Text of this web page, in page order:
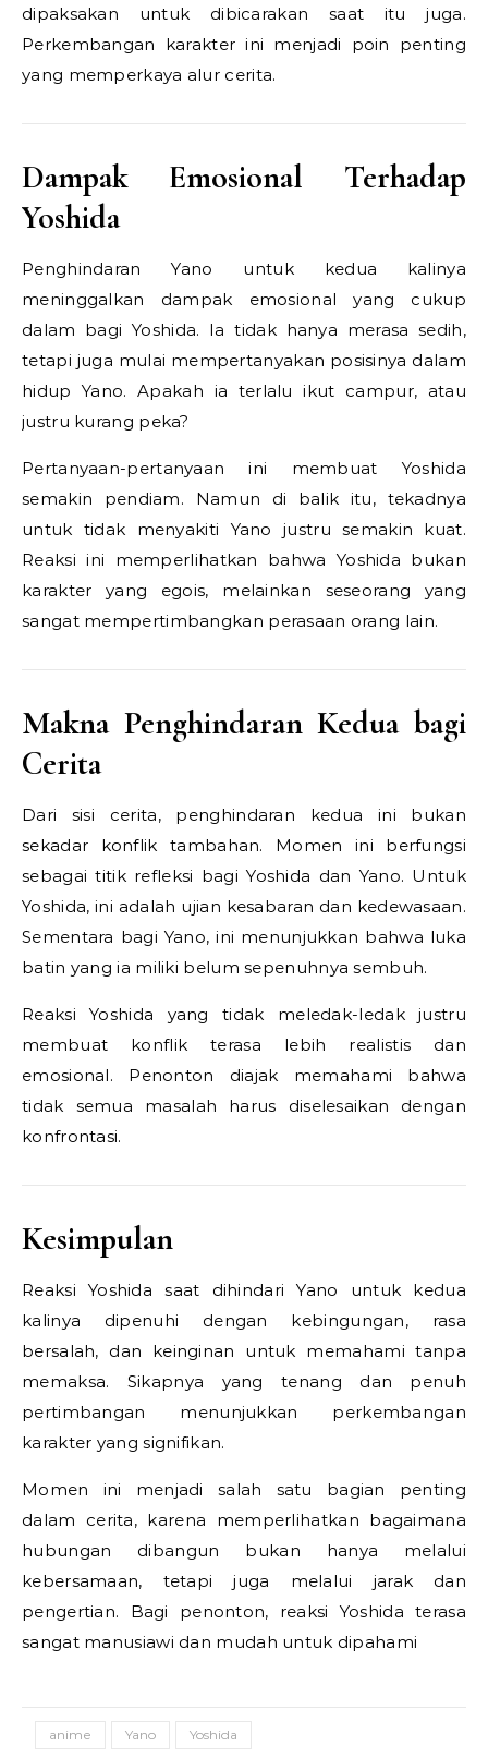
dipaksakan untuk dibicarakan saat itu juga.
Perkembangan karakter ini menjadi poin penting
yang memperkaya alur cerita.
Dampak Emosional Terhadap
Yoshida
Penghindaran Yano untuk kedua kalinya
meninggalkan dampak emosional yang cukup
dalam bagi Yoshida. Ia tidak hanya merasa sedih,
tetapi juga mulai mempertanyakan posisinya dalam
hidup Yano. Apakah ia terlalu ikut campur, atau
justru kurang peka?
Pertanyaan-pertanyaan ini membuat Yoshida
semakin pendiam. Namun di balik itu, tekadnya
untuk tidak menyakiti Yano justru semakin kuat.
Reaksi ini memperlihatkan bahwa Yoshida bukan
karakter yang egois, melainkan seseorang yang
sangat mempertimbangkan perasaan orang lain.
Makna Penghindaran Kedua bagi
Cerita
Dari sisi cerita, penghindaran kedua ini bukan
sekadar konflik tambahan. Momen ini berfungsi
sebagai titik refleksi bagi Yoshida dan Yano. Untuk
Yoshida, ini adalah ujian kesabaran dan kedewasaan.
Sementara bagi Yano, ini menunjukkan bahwa luka
batin yang ia miliki belum sepenuhnya sembuh.
Reaksi Yoshida yang tidak meledak-ledak justru
membuat konflik terasa lebih realistis dan
emosional. Penonton diajak memahami bahwa
tidak semua masalah harus diselesaikan dengan
konfrontasi.
Kesimpulan
Reaksi Yoshida saat dihindari Yano untuk kedua
kalinya dipenuhi dengan kebingungan, rasa
bersalah, dan keinginan untuk memahami tanpa
memaksa. Sikapnya yang tenang dan penuh
pertimbangan menunjukkan perkembangan
karakter yang signifikan.
Momen ini menjadi salah satu bagian penting
dalam cerita, karena memperlihatkan bagaimana
hubungan dibangun bukan hanya melalui
kebersamaan, tetapi juga melalui jarak dan
pengertian. Bagi penonton, reaksi Yoshida terasa
sangat manusiawi dan mudah untuk dipahami
anime Yano Yoshida